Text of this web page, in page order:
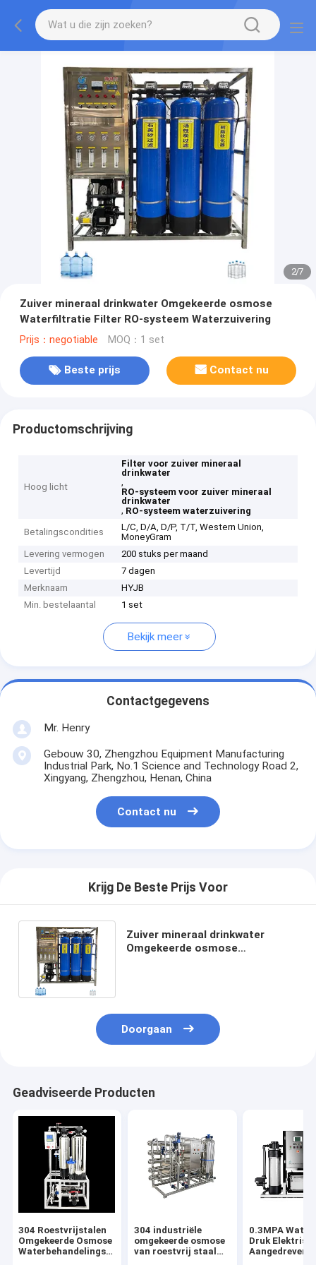
2/7
Zuiver mineraal drinkwater Omgekeerde osmose
Waterfiltratie Filter RO-systeem Waterzuivering
Prijs：negotiable MOQ：1 set
Beste prijs Contact nu
Productomschrijving
Hoog licht
Filter voor zuiver mineraal
drinkwater
,
RO-systeem voor zuiver mineraal
drinkwater
, RO-systeem waterzuivering
Betalingscondities
L/C, D/A, D/P, T/T, Western Union,
MoneyGram
Levering vermogen
200 stuks per maand
Levertijd
7 dagen
Merknaam
HYJB
Min. bestelaantal
1 set
Bekijk meer
Contactgegevens
Mr. Henry
Gebouw 30, Zhengzhou Equipment Manufacturing
Industrial Park, No.1 Science and Technology Road 2,
Xingyang, Zhengzhou, Henan, China
Contact nu
Krijg De Beste Prijs Voor
Zuiver mineraal drinkwater
Omgekeerde osmose
Doorgaan
Geadviseerde Producten
304 Roestvrijstalen
Omgekeerde Osmose
Waterbehandelingsapparatuur
304 industriële
omgekeerde osmose
van roestvrij staal
0.3MPA
Druk
Aangedreven